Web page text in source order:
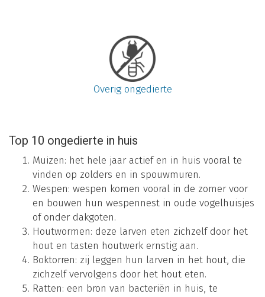
Overig ongedierte
Top 10 ongedierte in huis
Muizen: het hele jaar actief en in huis vooral te
vinden op zolders en in spouwmuren.
Wespen: wespen komen vooral in de zomer voor
en bouwen hun wespennest in oude vogelhuisjes
of onder dakgoten.
Houtwormen: deze larven eten zichzelf door het
hout en tasten houtwerk ernstig aan.
Boktorren: zij leggen hun larven in het hout, die
zichzelf vervolgens door het hout eten.
Ratten: een bron van bacteriën in huis, te